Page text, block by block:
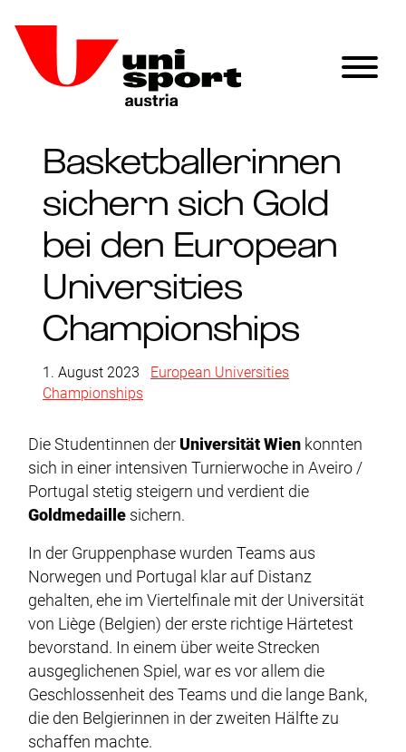
Basketballerinnen
sichern sich Gold
bei den European
Universities
Championships
1. August 2023
European Universities
Championships
Die Studentinnen der Universität Wien konnten
sich in einer intensiven Turnierwoche in Aveiro /
Portugal stetig steigern und verdient die
Goldmedaille sichern.
In der Gruppenphase wurden Teams aus
Norwegen und Portugal klar auf Distanz
gehalten, ehe im Viertelfinale mit der Universität
von Liège (Belgien) der erste richtige Härtetest
bevorstand. In einem über weite Strecken
ausgeglichenen Spiel, war es vor allem die
Geschlossenheit des Teams und die lange Bank,
die den Belgierinnen in der zweiten Hälfte zu
schaffen machte.